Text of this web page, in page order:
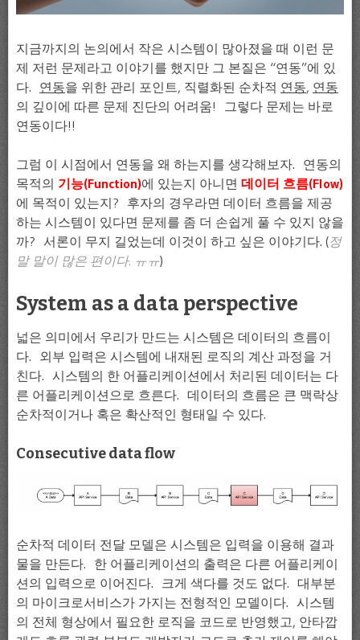
지금까지의 논의에서 작은 시스템이 많아졌을 때 이런 문
제 저런 문제라고 이야기를 했지만 그 본질은 “연동”에 있
다. 연동을 위한 관리 포인트, 직렬화된 순차적 연동, 연동
의 깊이에 따른 문제 진단의 어려움! 그렇다 문제는 바로
연동이다!!
그럼 이 시점에서 연동을 왜 하는지를 생각해보자. 연동의
목적의 기능(Function)에 있는지 아니면 데이터 흐름(Flow)
에 목적이 있는지? 후자의 경우라면 데이터 흐름을 제공
하는 시스템이 있다면 문제를 좀 더 손쉽게 풀 수 있지 않을
까? 서론이 무지 길었는데 이것이 하고 싶은 이야기다. (정
말 말이 많은 편이다. ㅠㅠ)
System as a data perspective
넓은 의미에서 우리가 만드는 시스템은 데이터의 흐름이
다. 외부 입력은 시스템에 내재된 로직의 계산 과정을 거
친다. 시스템의 한 어플리케이션에서 처리된 데이터는 다
른 어플리케이션으로 흐른다. 데이터의 흐름은 큰 맥락상
순차적이거나 혹은 확산적인 형태일 수 있다.
Consecutive data flow
순차적 데이터 전달 모델은 시스템은 입력을 이용해 결과
물을 만든다. 한 어플리케이션의 출력은 다른 어플리케이
션의 입력으로 이어진다. 크게 색다를 것도 없다. 대부분
의 마이크로서비스가 가지는 전형적인 모델이다. 시스템
의 전체 형상에서 필요한 로직을 코드로 반영했고, 안타깝